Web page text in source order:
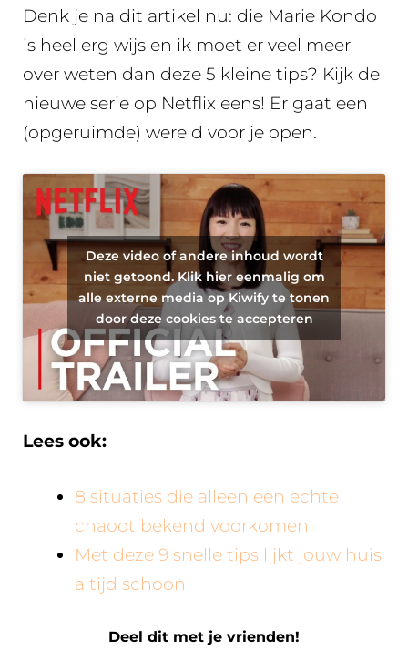
Denk je na dit artikel nu: die Marie Kondo
is heel erg wijs en ik moet er veel meer
over weten dan deze 5 kleine tips? Kijk de
nieuwe serie op Netflix eens! Er gaat een
(opgeruimde) wereld voor je open.
Deze video of andere inhoud wordt
niet getoond. Klik hier eenmalig om
alle externe media op Kiwify te tonen
door deze cookies te accepteren
Lees ook:
8 situaties die alleen een echte
chaoot bekend voorkomen
Met deze 9 snelle tips lijkt jouw huis
altijd schoon
Deel dit met je vrienden!